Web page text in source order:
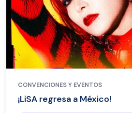
CONVENCIONES Y EVENTOS
¡LiSA regresa a México!